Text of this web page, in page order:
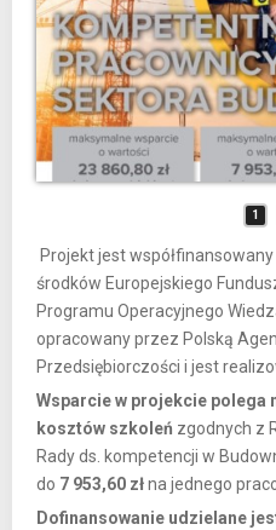
1
Projekt jest
środków Europejskiego
Programu Operacyjnego
opracowany przez Polską
Przedsiębiorczości i jest
Wsparcie w projekcie polega
kosztów szkoleń zgodnych z
Rady ds. kompetencji w
do 7 953,60 złna jednego
Dofinansowanie udzielane